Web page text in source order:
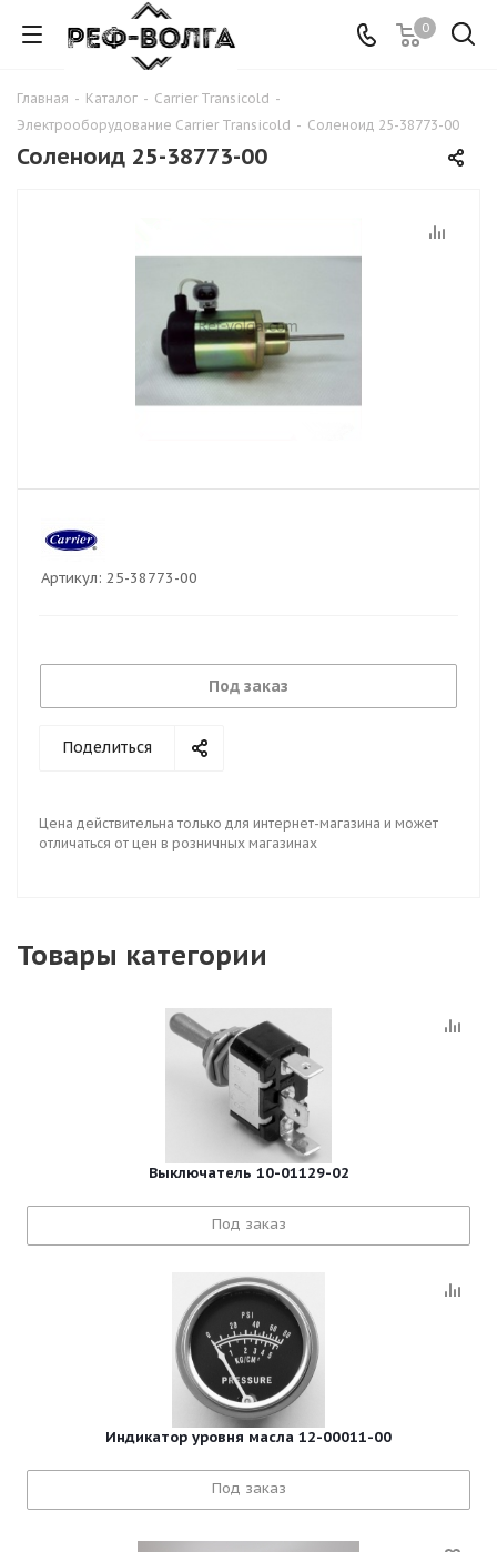
0
Главная - Каталог - Carrier Transicold -
Электрооборудование Carrier Transicold - Соленоид 25-38773-00
Соленоид 25-38773-00
Артикул: 25-38773-00
Под заказ
Поделиться
Цена действительна только для интернет-магазина и может
отличаться от цен в розничных магазинах
Товары категории
Выключатель 10-01129-02
Под заказ
Индикатор уровня масла 12-00011-00
Под заказ